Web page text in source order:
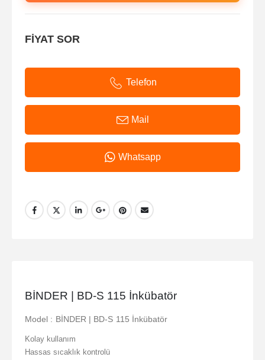
FİYAT SOR
Telefon
Mail
Whatsapp
BİNDER | BD-S 115 İnkübatör
Model : BİNDER | BD-S 115 İnkübatör
Kolay kullanım
Hassas sıcaklık kontrolü